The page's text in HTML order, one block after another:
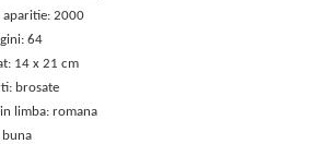
aparitie: 2000
64
14 x 21 cm
brosate
limba: romana
buna